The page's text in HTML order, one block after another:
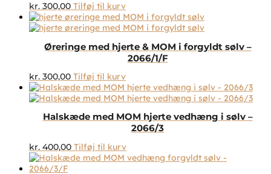
kr. 300,00 Tilføj til kurv
Øreringe med hjerte & MOM i forgyldt sølv –
2066/1/F
kr. 300,00 Tilføj til kurv
Halskæde med MOM hjerte vedhæng i sølv –
2066/3
kr. 400,00 Tilføj til kurv